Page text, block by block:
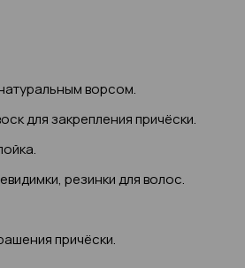
ворсом.
для закрепления причёски.
резинки для волос.
причёски.